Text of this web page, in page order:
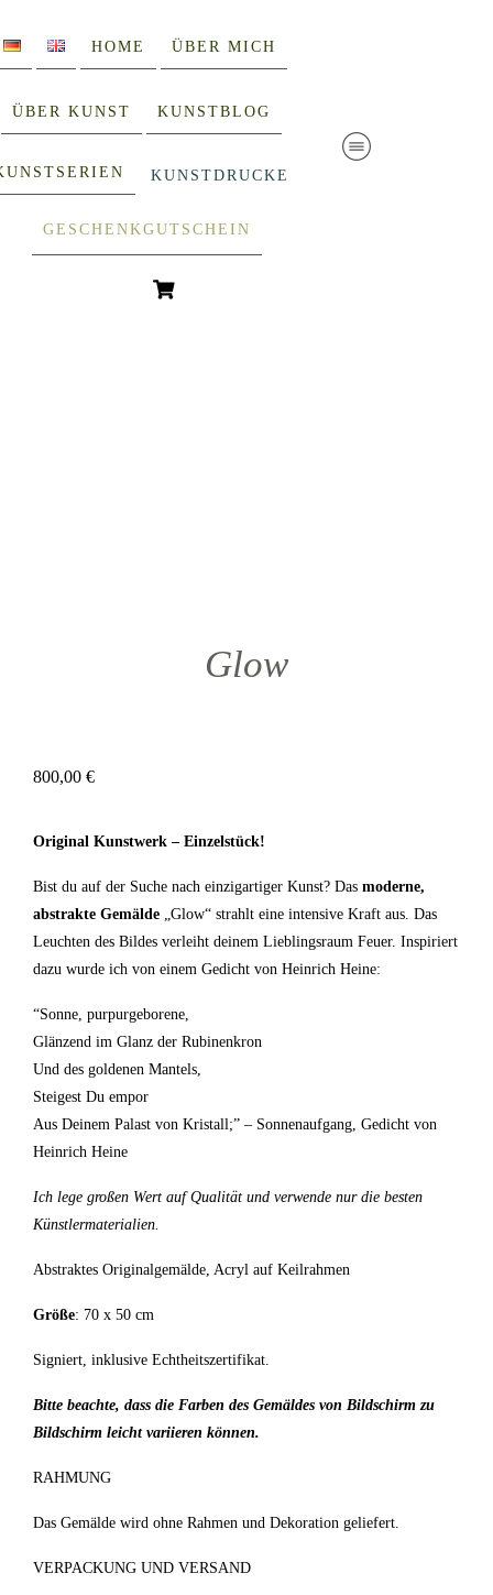
HOME ÜBER MICH
ÜBER KUNST KUNSTBLOG
KUNSTDRUCKE
GESCHENKGUTSCHEIN
Glow
800,00 €
Original Kunstwerk – Einzelstück!
Bist du auf der Suche nach einzigartiger Kunst? Das moderne,
abstrakte Gemälde „Glow“ strahlt eine intensive Kraft aus. Das
Leuchten des Bildes verleiht deinem Lieblingsraum Feuer. Inspiriert
dazu wurde ich von einem Gedicht von Heinrich Heine:
“Sonne, purpurgeborene,
Glänzend im Glanz der Rubinenkron
Und des goldenen Mantels,
Steigest Du empor
Aus Deinem Palast von Kristall;” – Sonnenaufgang, Gedicht von
Heinrich Heine
Ich lege großen Wert auf Qualität und verwende nur die besten
Künstlermaterialien.
Abstraktes Originalgemälde, Acryl auf Keilrahmen
Größe: 70 x 50 cm
Signiert, inklusive Echtheitszertifikat.
Bitte beachte, dass die Farben des Gemäldes von Bildschirm zu
Bildschirm leicht variieren können.
RAHMUNG
Das Gemälde wird ohne Rahmen und Dekoration geliefert.
VERPACKUNG UND VERSAND